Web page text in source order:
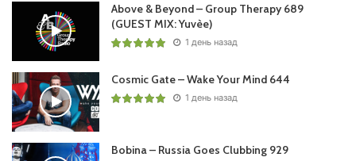
Above & Beyond – Group Therapy 689
(GUEST MIX: Yuvèe)
1 день назад
Cosmic Gate – Wake Your Mind 644
1 день назад
Bobina – Russia Goes Clubbing 929